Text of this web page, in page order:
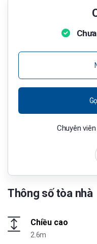
Thông số tòa nhà
Chiều cao
2.6m
Chuyên